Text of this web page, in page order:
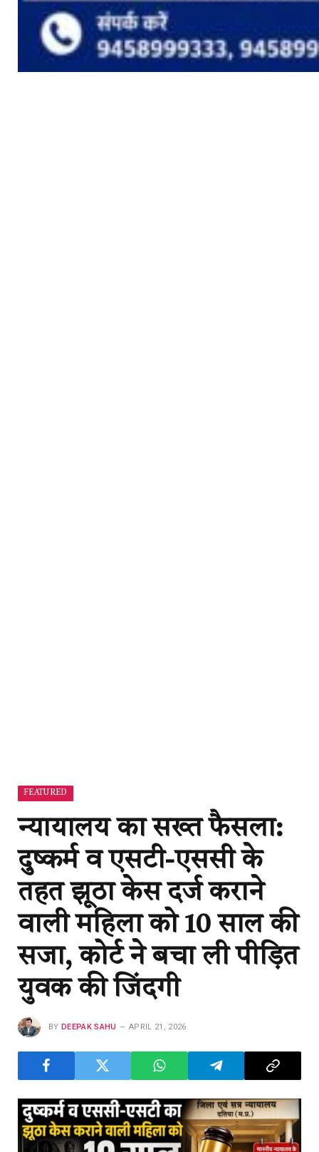
FEATURED
न्यायालय का सख्त फैसला:
दुष्कर्म व एसटी-एससी के
तहत झूठा केस दर्ज कराने
वाली महिला को 10 साल की
सजा, कोर्ट ने बचा ली पीड़ित
युवक की जिंदगी
BY DEEPAK SAHU APRIL 21, 2026